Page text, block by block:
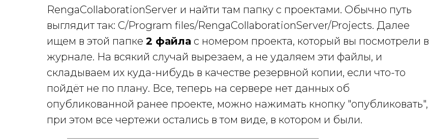
RengaCollaborationServer и найти там папку с проектами. Обычно путь
выглядит так: C/Program files/RengaCollaborationServer/Projects. Далее
ищем в этой папке 2 файла с номером проекта, который вы посмотрели в
журнале. На всякий случай вырезаем, а не удаляем эти файлы, и
складываем их куда-нибудь в качестве резервной копии, если что-то
пойдёт не по плану. Все, теперь на сервере нет данных об
опубликованной ранее проекте, можно нажимать кнопку "опубликовать",
при этом все чертежи остались в том виде, в котором и были.